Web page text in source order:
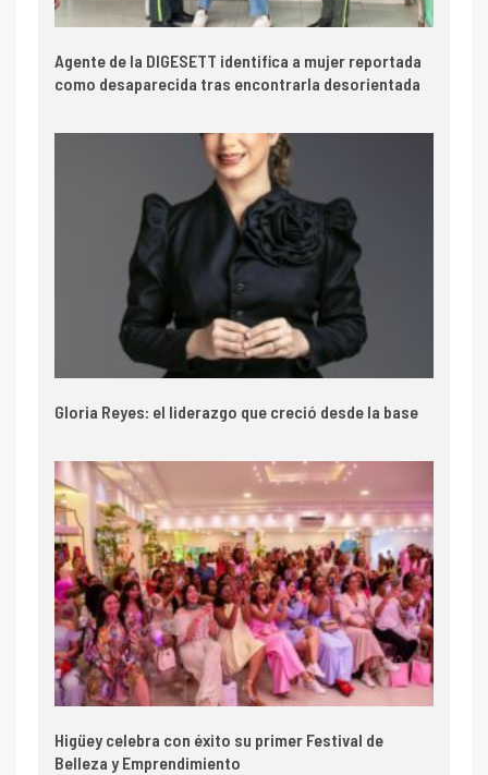
Agente de la DIGESETT identifica a mujer reportada
como desaparecida tras encontrarla desorientada
Gloria Reyes: el liderazgo que creció desde la base
Higüey celebra con éxito su primer Festival de
Belleza y Emprendimiento